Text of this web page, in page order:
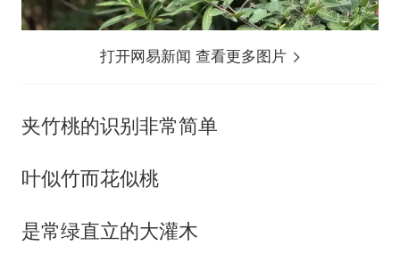
打开网易新闻 查看更多图片
夹竹桃的识别非常简单
叶似竹而花似桃
是常绿直立的大灌木